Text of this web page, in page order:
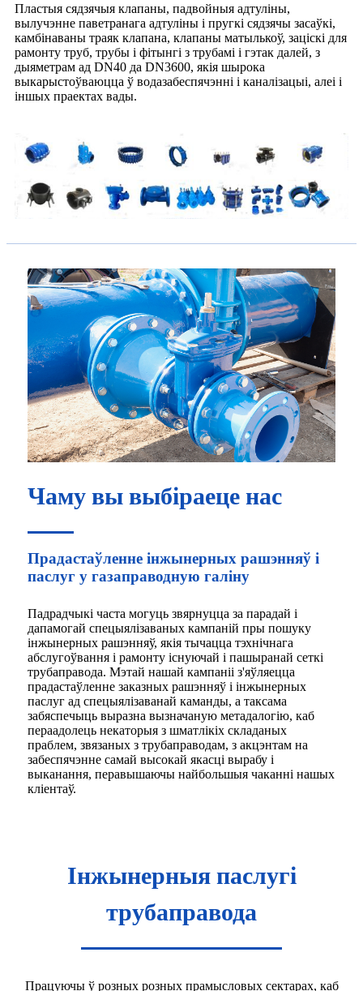
Пластыя сядзячыя клапаны, падвойныя адтуліны,
вылучэнне паветранага адтуліны і пругкі сядзячы засаўкі,
камбінаваны траяк клапана, клапаны матылькоў, заціскі для
рамонту труб, трубы і фітынгі з трубамі і гэтак далей, з
дыяметрам ад DN40 да DN3600, якія шырока
выкарыстоўваюцца ў водазабеспячэнні і каналізацыі, алеі і
іншых праектах вады.
Чаму вы выбіраеце нас
Прадастаўленне інжынерных рашэнняў і
паслуг у газаправодную галіну
Падрадчыкі часта могуць звярнуцца за парадай і
дапамогай спецыялізаваных кампаній пры пошуку
інжынерных рашэнняў, якія тычацца тэхнічнага
абслугоўвання і рамонту існуючай і пашыранай сеткі
трубаправода. Мэтай нашай кампаніі з'яўляецца
прадастаўленне заказных рашэнняў і інжынерных
паслуг ад спецыялізаванай каманды, а таксама
забяспечыць выразна вызначаную метадалогію, каб
пераадолець некаторыя з шматлікіх складаных
праблем, звязаных з трубаправодам, з акцэнтам на
забеспячэнне самай высокай якасці вырабу і
выканання, перавышаючы найбольшыя чаканні нашых
кліентаў.
Інжынерныя паслугі
трубаправода
Працуючы ў розных розных прамысловых сектарах, каб